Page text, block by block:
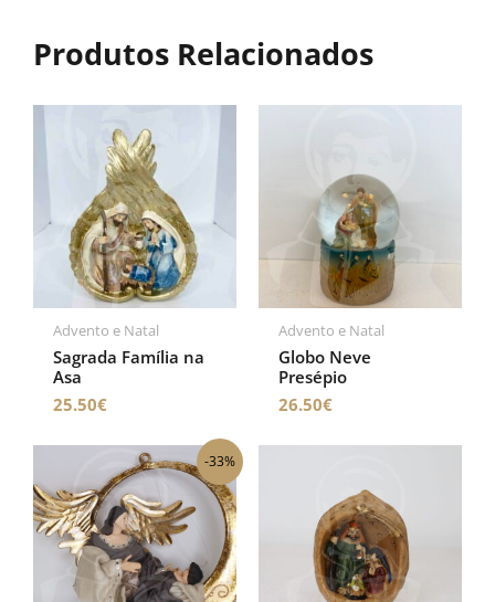
Produtos Relacionados
Advento e Natal
Sagrada Família na
Asa
25.50€
Advento e Natal
Globo Neve
Presépio
26.50€
-33%
preço
original
era:
83.50€.
preço
atual
é:
55.70€.